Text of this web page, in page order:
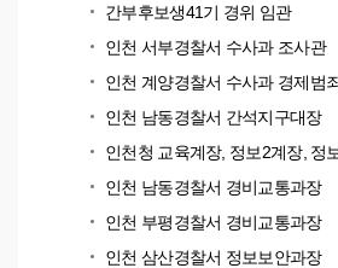
간부후보생41기 경위 임관
인천 서부경찰서 수사과 조사관
인천 계양경찰서 수사과 경제범
인천 남동경찰서 간석지구대장
인천청 교육계장, 정보2계장, 정
인천 남동경찰서 경비교통과장
인천 부평경찰서 경비교통과장
인천 삼산경찰서 정보보안과장